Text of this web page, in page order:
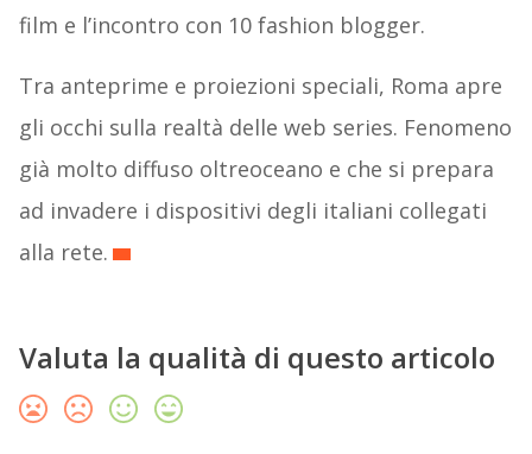
film e l’incontro con 10 fashion blogger.
Tra anteprime e proiezioni speciali, Roma apre
gli occhi sulla realtà delle web series. Fenomeno
già molto diffuso oltreoceano e che si prepara
ad invadere i dispositivi degli italiani collegati
alla rete.
Valuta la qualità di questo articolo